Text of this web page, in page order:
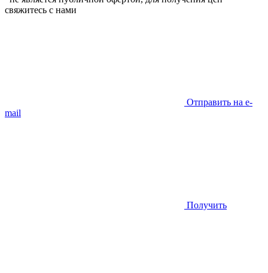
свяжитесь с нами
Отправить на e-
mail
Получить